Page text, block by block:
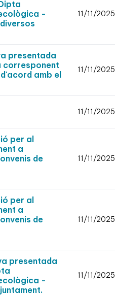
-
11/11/2025
presentada
corresponent
amb el
11/11/2025
11/11/2025
per al
a
de
11/11/2025
per al
a
de
11/11/2025
presentada
-
11/11/2025